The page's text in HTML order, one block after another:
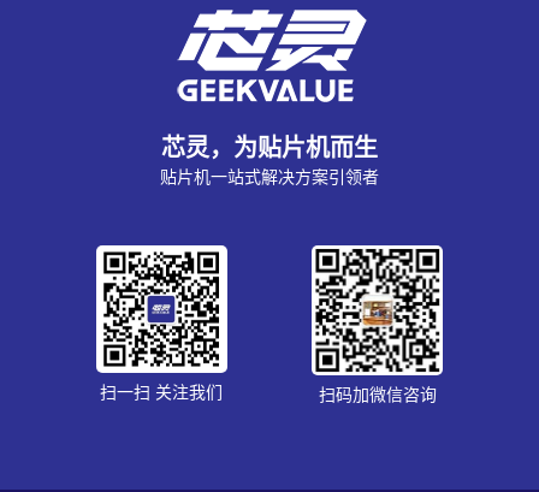
芯灵，为贴片机而生
贴片机一站式解决方案引领者
扫一扫 关注我们 扫码加微信咨询